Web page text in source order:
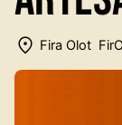
Fira Olot 